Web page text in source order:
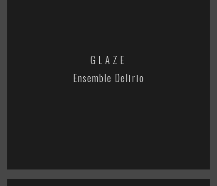
GLAZE
Ensemble Delirio